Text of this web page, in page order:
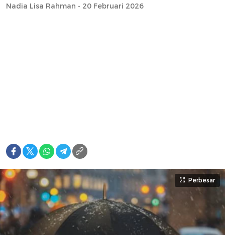
Nadia Lisa Rahman - 20 Februari 2026
Perbesar